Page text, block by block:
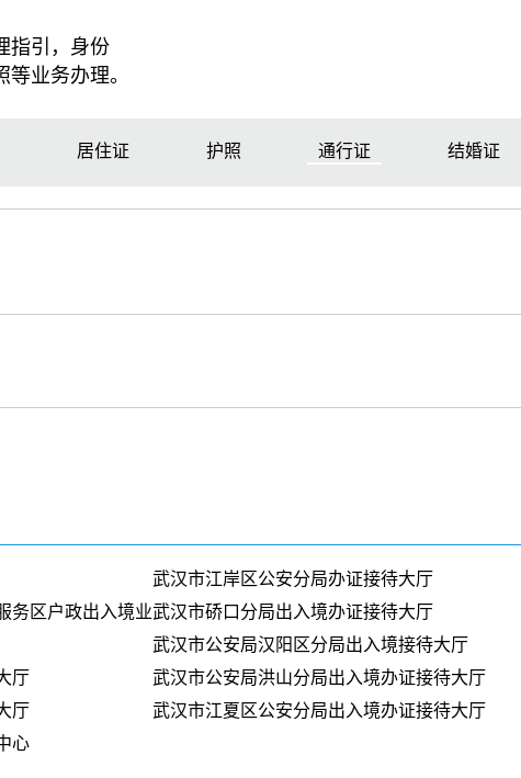
指引，身份
业务办理。
居住证 护照 通行证 结婚证
武汉市江岸区公安分局办证接待大厅
务区户政出入境业武汉市硚口分局出入境办证接待大厅
武汉市公安局汉阳区分局出入境接待大厅
厅
武汉市公安局洪山分局出入境办证接待大厅
厅
武汉市江夏区公安分局出入境办证接待大厅
心